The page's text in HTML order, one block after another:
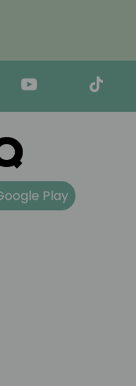
Play